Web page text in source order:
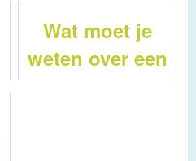
rekenvaardigheid
in 2026: van
Wat moet je
weten over een